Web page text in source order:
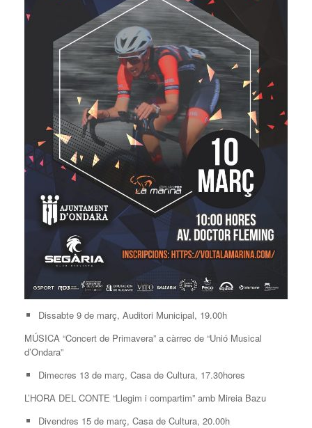
Dissabte 9 de març, Auditori Municipal, 19.00h
MÚSICA “Concert de Primavera” a càrrec de “Unió Musical
d’Ondara”
Dimecres 13 de març, Casa de Cultura, 17.30hores
L’HORA DEL CONTE “Llegim i compartim” amb Mireia Bazu
Divendres 15 de març, Casa de Cultura, 20.00h